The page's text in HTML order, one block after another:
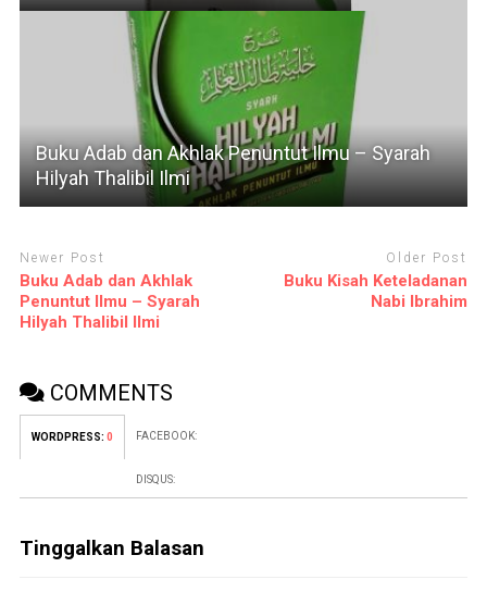
Buku Adab dan Akhlak Penuntut Ilmu – Syarah
Hilyah Thalibil Ilmi
Newer Post
Buku Adab dan Akhlak
Penuntut Ilmu – Syarah
Hilyah Thalibil Ilmi
Older Post
Buku Kisah Keteladanan
Nabi Ibrahim
COMMENTS
WORDPRESS: 0 FACEBOOK:
DISQUS:
Tinggalkan Balasan